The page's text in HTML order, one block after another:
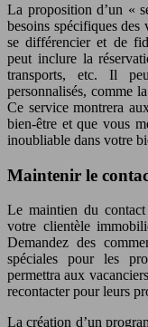
La proposition d’un «
besoins spécifiques des
se différencier et de
peut inclure la
transports, etc. Il
personnalisés, comme
Ce service montrera
bien-être et que vous
inoubliable dans votre
Maintenir le
Le maintien du
votre clientèle
Demandez des
spéciales pour les
permettra aux
recontacter pour leurs
La création d’un